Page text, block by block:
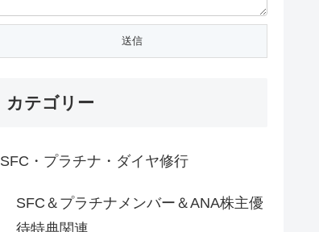
カテゴリー
SFC・プラチナ・ダイヤ修行
SFC＆プラチナメンバー＆ANA株主優
待特典関連